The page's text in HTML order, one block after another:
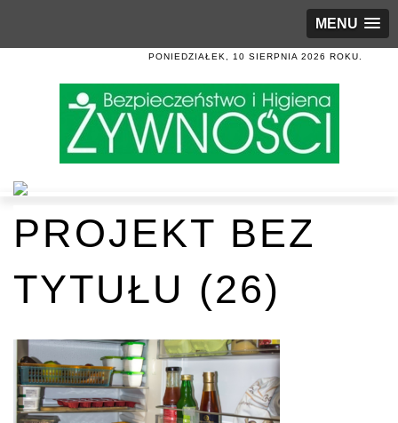
MENU
PONIEDZIAŁEK, 10 SIERPNIA 2026 ROKU.
PROJEKT BEZ
TYTUŁU (26)